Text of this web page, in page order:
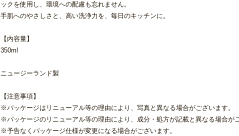
ックを使用し、環境への配慮も忘れません。
手肌へのやさしさと、高い洗浄力を、毎日のキッチンに。
【内容量】
350ml
ニュージーランド製
【注意事項】
※パッケージはリニューアル等の理由により、写真と異なる場合がございます。
※パッケージのリニューアル等の理由により、成分・処方が記載と異なる場合が
※予告なくパッケージ仕様が変更になる場合がございます。